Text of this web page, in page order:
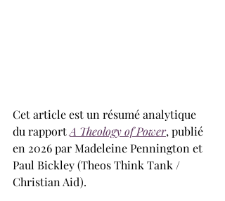
Cet article est un résumé analytique
du rapport A Theology of Power, publié
en 2026 par Madeleine Pennington et
Paul Bickley (Theos Think Tank /
Christian Aid).